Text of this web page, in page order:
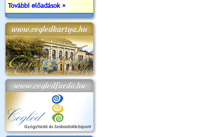
További előadások »
www.cegledkartya.hu
www.cegledfurdo.hu